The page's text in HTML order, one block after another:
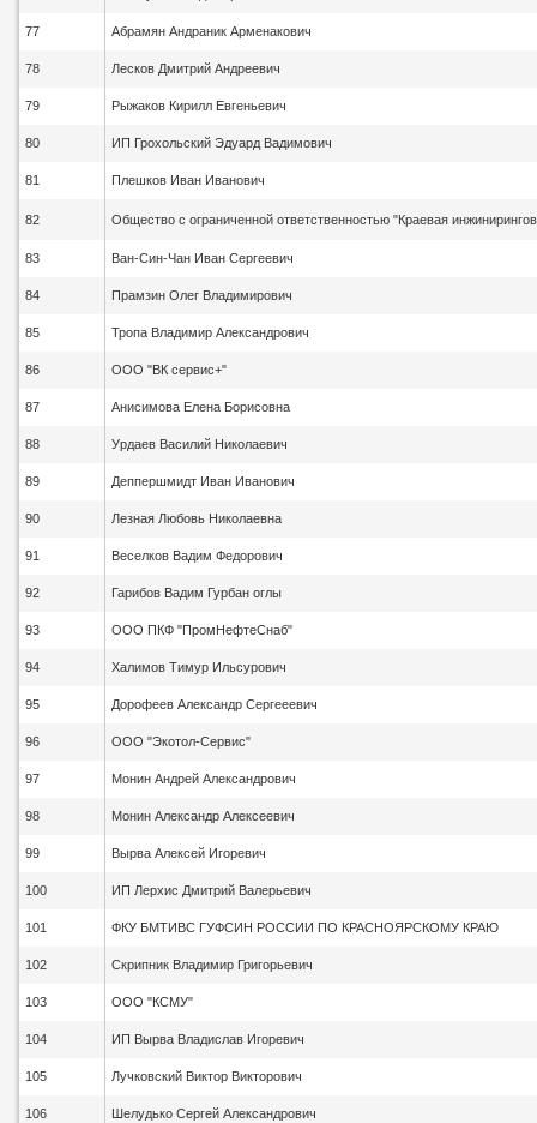
77 Абрамян Андраник Арменакович
78 Лесков Дмитрий Андреевич
79 Рыжаков Кирилл Евгеньевич
80 ИП Грохольский Эдуард Вадимович
81 Плешков Иван Иванович
82 Общество с ограниченной ответственностью "Краевая
83 Ван-Син-Чан Иван Сергеевич
84 Прамзин Олег Владимирович
85 Тропа Владимир Александрович
86 ООО "ВК сервис+"
87 Анисимова Елена Борисовна
88 Урдаев Василий Николаевич
89 Деппершмидт Иван Иванович
90 Лезная Любовь Николаевна
91 Веселков Вадим Федорович
92 Гарибов Вадим Гурбан оглы
93 ООО ПКФ "ПромНефтеСнаб"
94 Халимов Тимур Ильсурович
95 Дорофеев Александр Сергееевич
96 ООО "Экотол-Сервис"
97 Монин Андрей Александрович
98 Монин Александр Алексеевич
99 Вырва Алексей Игоревич
100 ИП Лерхис Дмитрий Валерьевич
101 ФКУ БМТИВС ГУФСИН РОССИИ ПО КРАСНОЯРСКОМУ КРАЮ
102 Скрипник Владимир Григорьевич
103 ООО "КСМУ"
104 ИП Вырва Владислав Игоревич
105 Лучковский Виктор Викторович
106 Шелудько Сергей Александрович